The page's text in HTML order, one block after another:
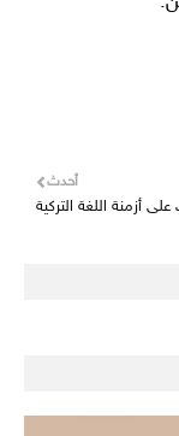
أحدث
أزمنة اللغة التركية